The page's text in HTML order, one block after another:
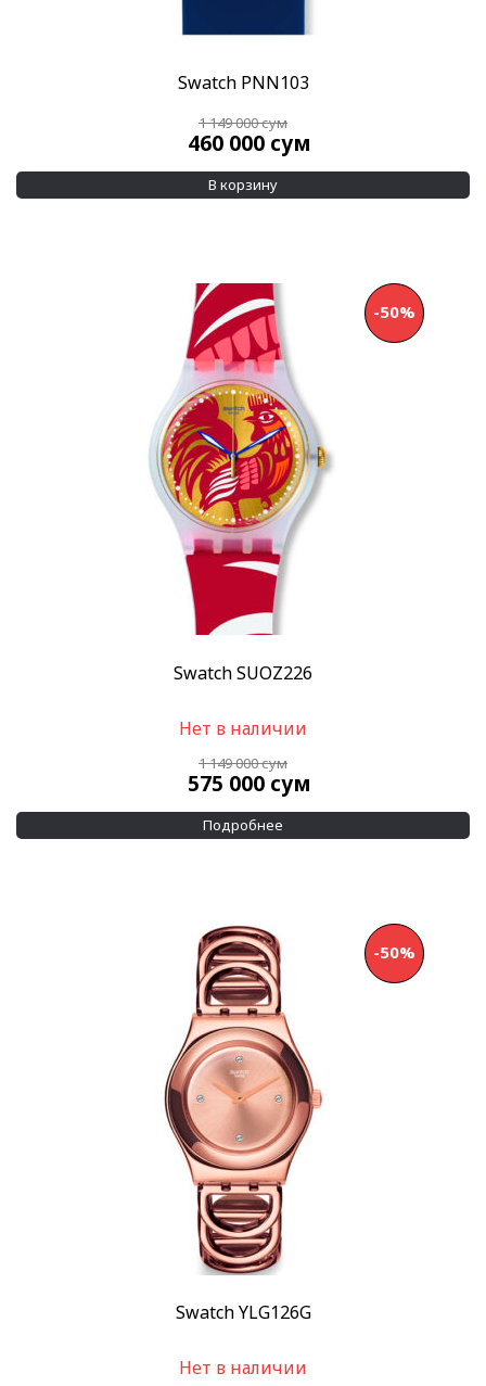
Swatch PNN103
1 149 000сум
460 000 сум
В корзину
Swatch SUOZ226
-50%
Нет в наличии
1 149 000сум
575 000 сум
Подробнее
Swatch YLG126G
-50%
Нет в наличии